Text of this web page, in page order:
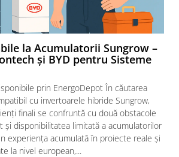
la Acumulatorii Sungrow –
și BYD pentru Sisteme
prin EnergoDepot În căutarea
cu invertoarele hibride Sungrow,
finali se confruntă cu două obstacole
și disponibilitatea limitată a acumulatorilor
experiența acumulată în proiecte reale și
la nivel european,...